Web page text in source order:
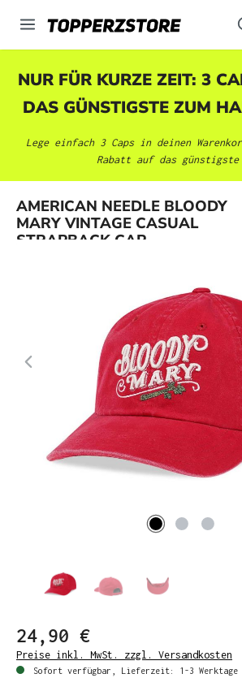
springen
NUR FÜR KURZE ZEIT: 3
DAS GÜNSTIGSTE ZUM
Lege einfach 3 Caps in deinen
Rabatt auf das günstigste
AMERICAN NEEDLE BLOODY
MARY VINTAGE CASUAL
STRAPBACK CAP
Bildergalerie überspringen
24,90 €
Preise inkl. MwSt. zzgl. Versandkosten
Sofort verfügbar, Lieferzeit: 1-3 Werktage